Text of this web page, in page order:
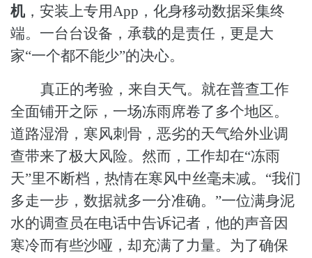
机 ，安装上专用App，化身移动数据采集终
端。一台台设备，承载的是责任，更是大
家“一个都不能少”的决心。
真正的考验，来自天气。就在普查工作
全面铺开之际，一场冻雨席卷了多个地区。
道路湿滑，寒风刺骨，恶劣的天气给外业调
查带来了极大风险。然而，工作却在“冻雨
天”里不断档，热情在寒风中丝毫未减。“我们
多走一步，数据就多一分准确。”一位满身泥
水的调查员在电话中告诉记者，他的声音因
寒冷而有些沙哑，却充满了力量。为了确保